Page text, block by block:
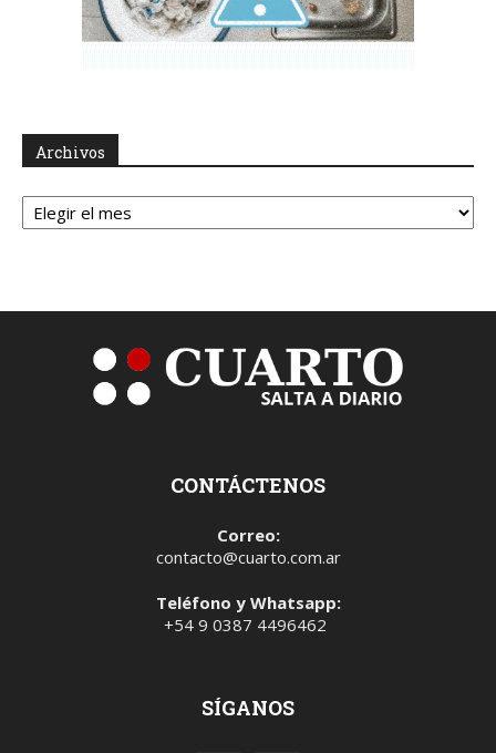
Archivos
Archivos
CONTÁCTENOS
Correo:
contacto@cuarto.com.ar
Teléfono y Whatsapp:
+54 9 0387 4496462
SÍGANOS